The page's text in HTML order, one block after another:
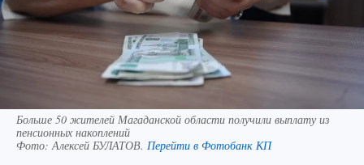
Больше 50 жителей Магаданской области получили выплату из
пенсионных накоплений
Фото:Алексей БУЛАТОВ. Перейти в Фотобанк КП